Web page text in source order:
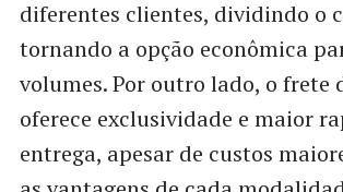
diferentes clientes, dividindo o
tornando a opção econômica
volumes. Por outro lado, o frete
oferece exclusividade e maior
entrega, apesar de custos